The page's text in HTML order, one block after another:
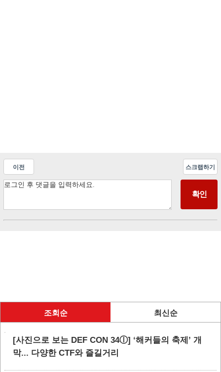
이전 스크랩하기
조회순 최신순
[사진으로 보는 DEF CON 34ⓛ] ‘해커들의 축제’ 개
막... 다양한 CTF와 즐길거리